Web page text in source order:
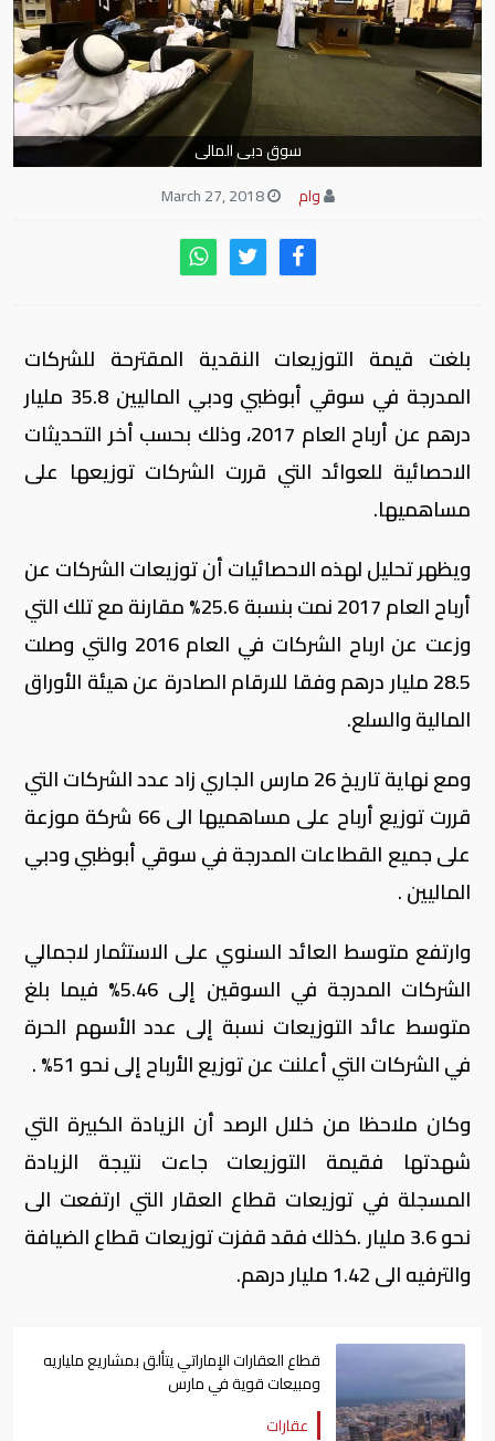
سوق دبى المالى
وام
March 27, 2018
بلغت قيمة التوزيعات النقدية المقترحة للشركات
المدرجة في سوقي أبوظبي ودبي الماليين 35.8 مليار
درهم عن أرباح العام 2017، وذلك بحسب أخر التحديثات
الاحصائية للعوائد التي قررت الشركات توزيعها على
مساهميها.
ويظهر تحليل لهذه الاحصائيات أن توزيعات الشركات عن
أرباح العام 2017 نمت بنسبة 25.6% مقارنة مع تلك التي
وزعت عن ارباح الشركات في العام 2016 والتي وصلت
28.5 مليار درهم وفقا للارقام الصادرة عن هيئة الأوراق
المالية والسلع.
ومع نهاية تاريخ 26 مارس الجاري زاد عدد الشركات التي
قررت توزيع أرباح على مساهميها الى 66 شركة موزعة
على جميع القطاعات المدرجة في سوقي أبوظبي ودبي
الماليين .
وارتفع متوسط العائد السنوي على الاستثمار لاجمالي
الشركات المدرجة في السوقين إلى 5.46% فيما بلغ
متوسط عائد التوزيعات نسبة إلى عدد الأسهم الحرة
في الشركات التي أعلنت عن توزيع الأرباح إلى نحو 51% .
وكان ملاحظا من خلال الرصد أن الزيادة الكبيرة التي
شهدتها فقيمة التوزيعات جاءت نتيجة الزيادة
المسجلة في توزيعات قطاع العقار التي ارتفعت الى
نحو 3.6 مليار .كذلك فقد قفزت توزيعات قطاع الضيافة
والترفيه الى 1.42 مليار درهم.
قطاع العقارات الإماراتي يتألق بمشاريع ملياريه
ومبيعات قوية في مارس
عقارات